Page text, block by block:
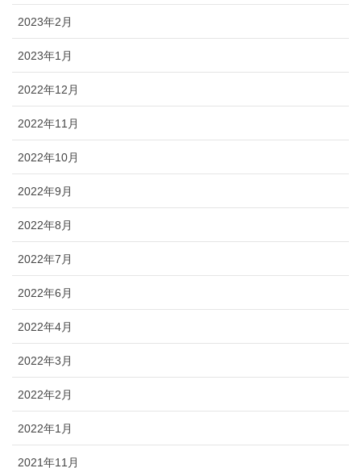
2023年2月
2023年1月
2022年12月
2022年11月
2022年10月
2022年9月
2022年8月
2022年7月
2022年6月
2022年4月
2022年3月
2022年2月
2022年1月
2021年11月